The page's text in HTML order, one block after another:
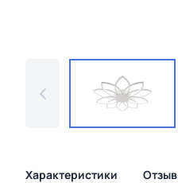
Характеристики